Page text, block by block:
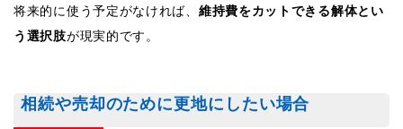
将来的に使う予定がなければ、 維持費をカットできる解体とい
う選択肢が現実的です。
相続や売却のために更地にしたい場合